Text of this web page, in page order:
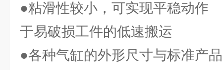
●粘滑性较小，可实现平稳动作
于易破损工件的低速搬运
●各种气缸的外形尺寸与标准产